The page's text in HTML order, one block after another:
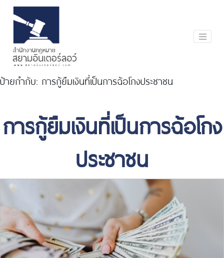
ป้ายกำกับ: การกู้ยืมเงินที่เป็นการฉ้อโกงประชาชน
การกู้ยืมเงินที่เป็นการฉ้อโกง
ประชาชน